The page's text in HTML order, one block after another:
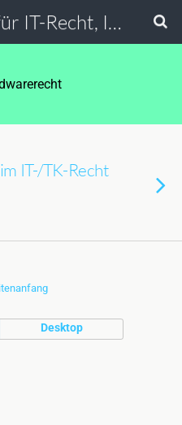
Rechtsanwalt für IT-Recht, Internetrecht, Datenschutz & Social Media
IT-/TK-Recht
Desktop